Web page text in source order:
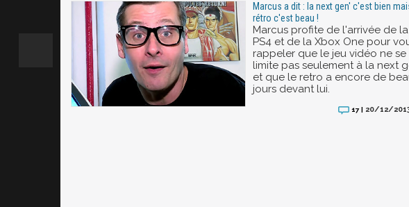
Marcus a dit : la next gen' c'est bien
rétro c'est beau !
Marcus profite de l'arrivée de la
PS4 et de la Xbox One pour
rappeler que le jeu vidéo ne se
limite pas seulement à la next
et que le retro a encore de
jours devant lui.
17 | 20/12/